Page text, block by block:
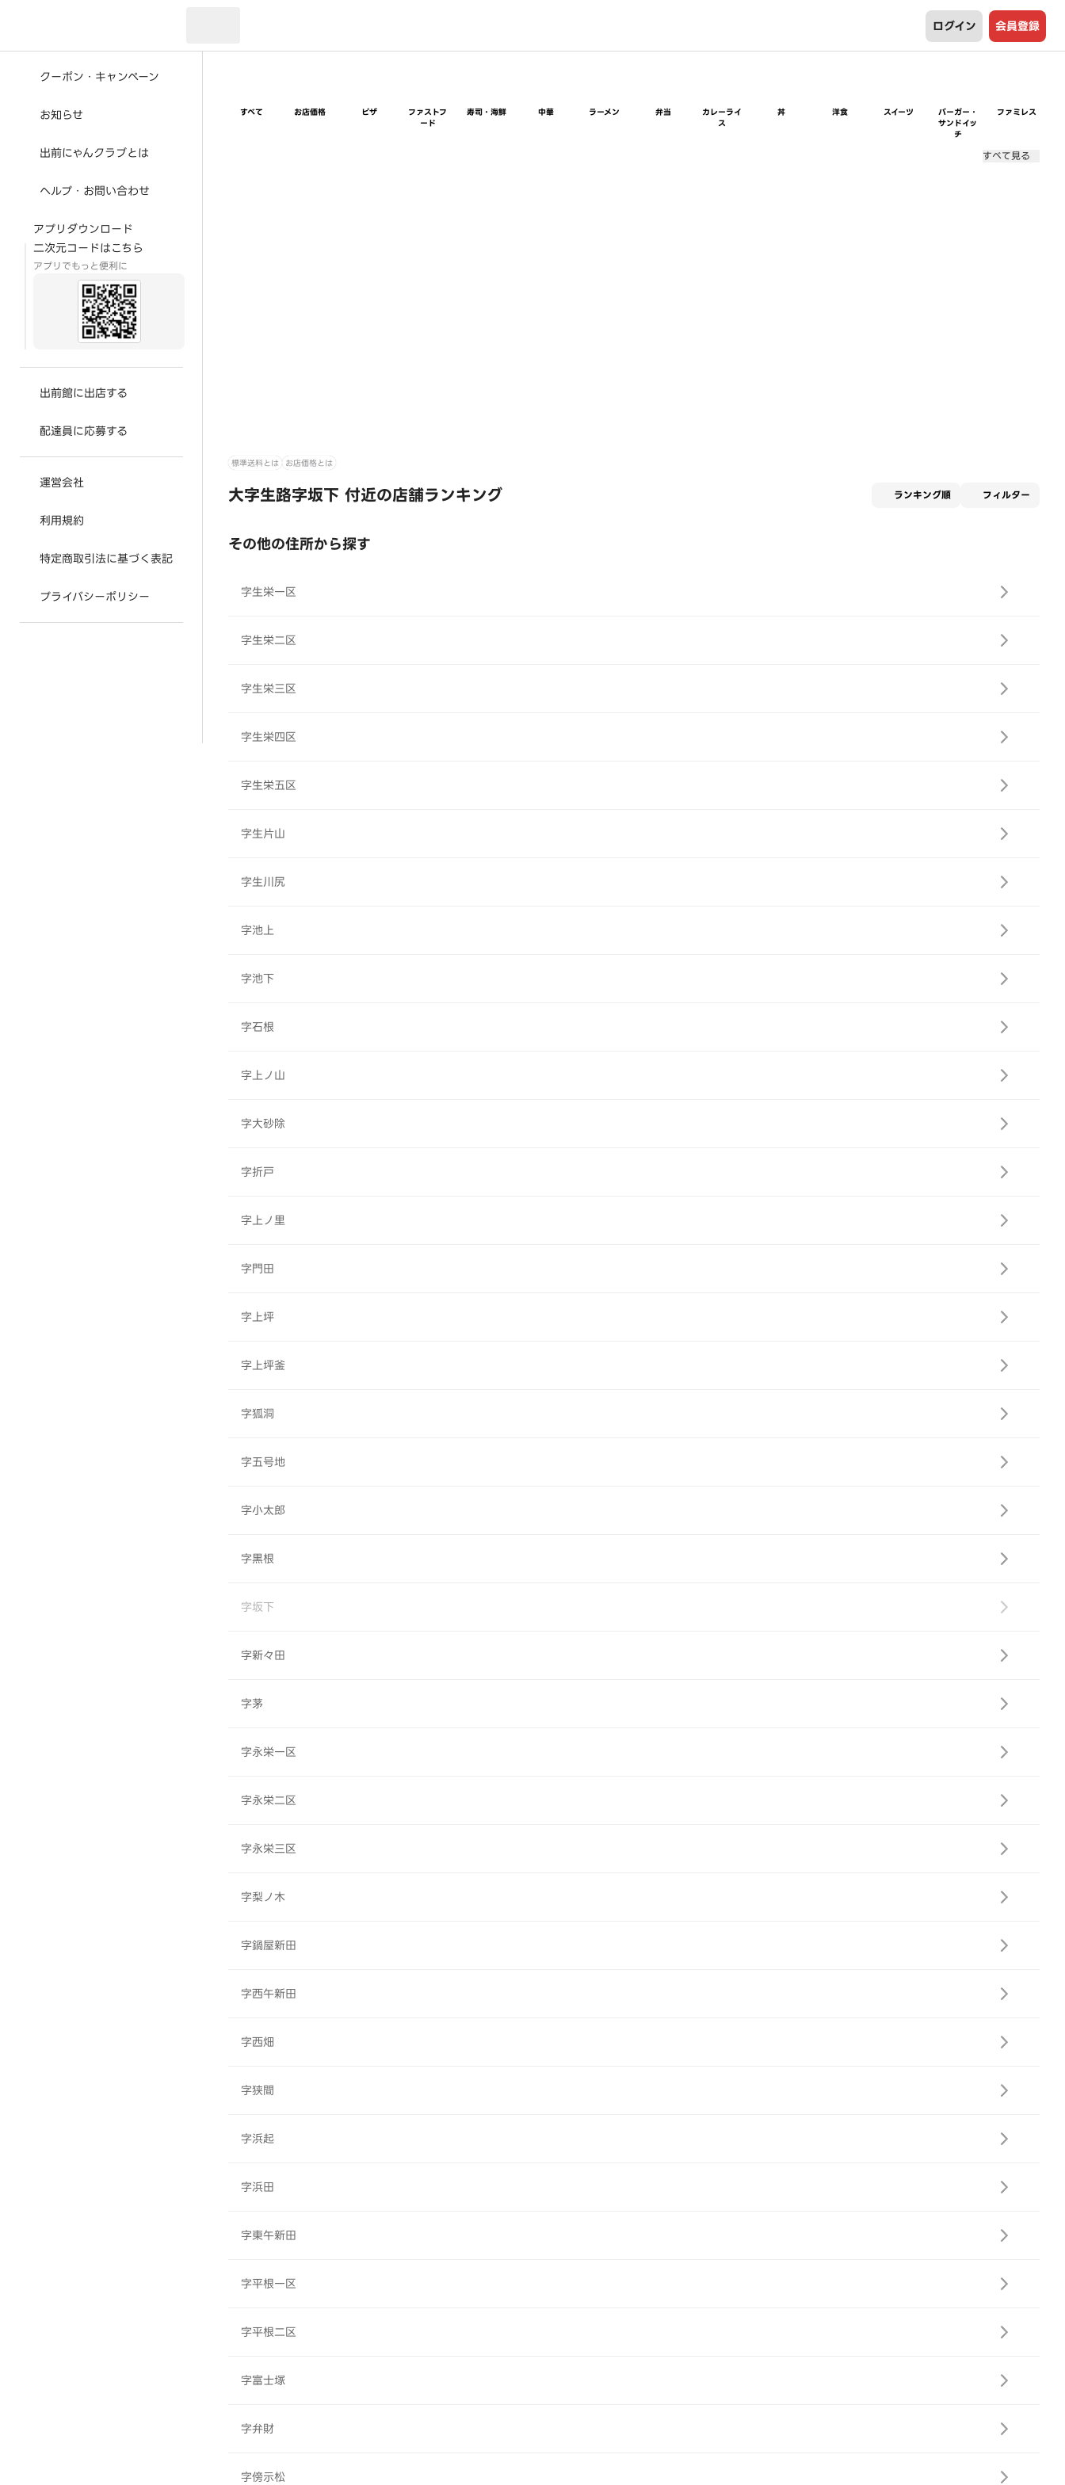
ログイン 会員登録
クーポン・キャンペーン
お知らせ
出前にゃんクラブとは
ヘルプ・お問い合わせ
アプリダウンロード
二次元コードはこちら
アプリでもっと便利に
出前館に出店する
配達員に応募する
運営会社
利用規約
特定商取引法に基づく表記
プライバシーポリシー
すべて お店価格 ピザ
ファストフ
ード
寿司・海鮮 中華 ラーメン 弁当
カレーライ
ス
丼 洋食 スイーツ
バーガー・
サンドイッ
チ
ファミレス
すべて見る
標準送料とは お店価格とは
大字生路字坂下 付近の店舗ランキング ランキング順 フィルター
その他の住所から探す
字生栄一区
字生栄二区
字生栄三区
字生栄四区
字生栄五区
字生片山
字生川尻
字池上
字池下
字石根
字上ノ山
字大砂除
字折戸
字上ノ里
字門田
字上坪
字上坪釜
字狐洞
字五号地
字小太郎
字黒根
字坂下
字新々田
字茅
字永栄一区
字永栄二区
字永栄三区
字梨ノ木
字鍋屋新田
字西午新田
字西畑
字狭間
字浜起
字浜田
字東午新田
字平根一区
字平根二区
字富士塚
字弁財
字傍示松